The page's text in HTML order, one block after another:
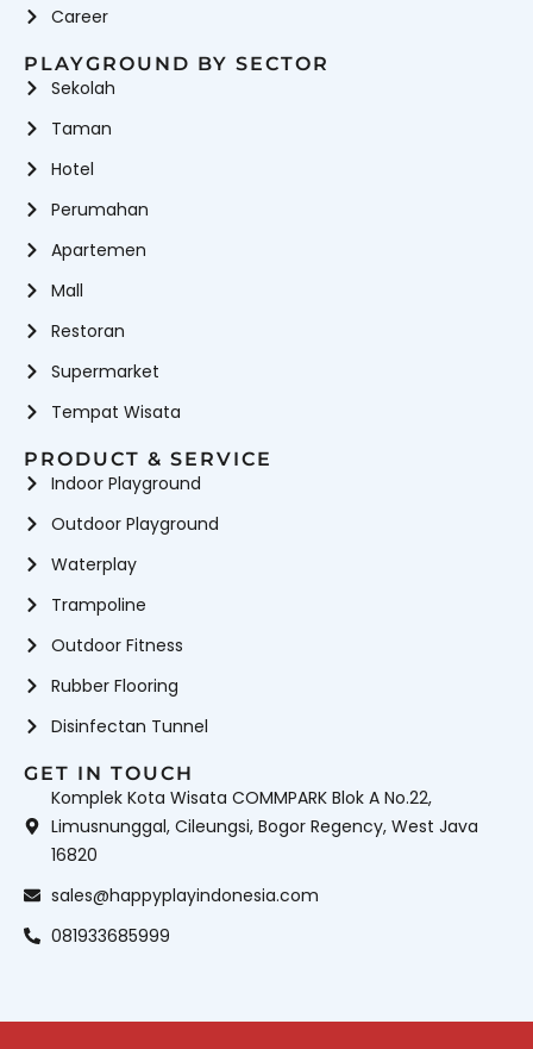
Career
PLAYGROUND BY SECTOR
Sekolah
Taman
Hotel
Perumahan
Apartemen
Mall
Restoran
Supermarket
Tempat Wisata
PRODUCT & SERVICE
Indoor Playground
Outdoor Playground
Waterplay
Trampoline
Outdoor Fitness
Rubber Flooring
Disinfectan Tunnel
GET IN TOUCH
Komplek Kota Wisata COMMPARK Blok A No.22,
Limusnunggal, Cileungsi, Bogor Regency, West Java
16820
sales@happyplayindonesia.com
081933685999